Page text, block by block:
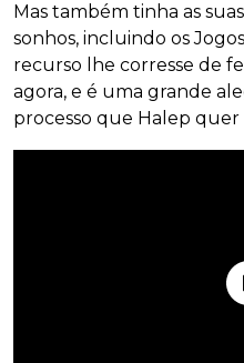
Mas também tinha as
sonhos, incluindo os
recurso lhe corresse de
agora, e é uma grande
processo que Halep quer